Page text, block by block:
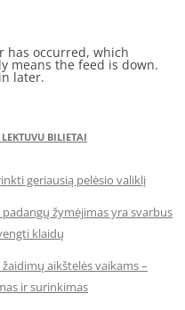
has occurred, which
means the feed is down.
later.
BILIETAI
geriausią pelėsio valiklį
žymėjimas yra svarbus
klaidų
aikštelės vaikams –
ir surinkimas